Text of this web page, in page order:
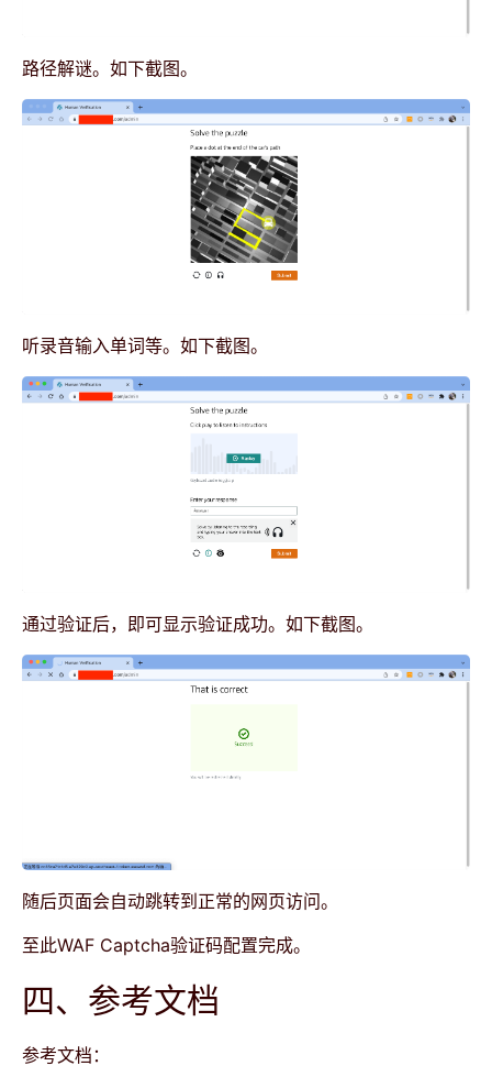
路径解谜。如下截图。
听录音输入单词等。如下截图。
通过验证后，即可显示验证成功。如下截图。
随后页面会自动跳转到正常的网页访问。
至此WAF Captcha验证码配置完成。
四、参考文档
参考文档：